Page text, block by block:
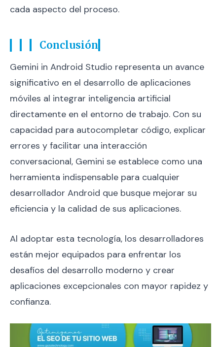
cada aspecto del proceso.
Conclusión
Gemini in Android Studio representa un avance
significativo en el desarrollo de aplicaciones
móviles al integrar inteligencia artificial
directamente en el entorno de trabajo. Con su
capacidad para autocompletar código, explicar
errores y facilitar una interacción
conversacional, Gemini se establece como una
herramienta indispensable para cualquier
desarrollador Android que busque mejorar su
eficiencia y la calidad de sus aplicaciones.
Al adoptar esta tecnología, los desarrolladores
están mejor equipados para enfrentar los
desafíos del desarrollo moderno y crear
aplicaciones excepcionales con mayor rapidez y
confianza.